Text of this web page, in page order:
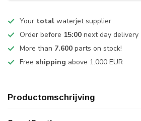
Your total waterjet supplier
Order before 15:00 next day delivery
More than 7.600 parts on stock!
Free shipping above 1.000 EUR
Productomschrijving